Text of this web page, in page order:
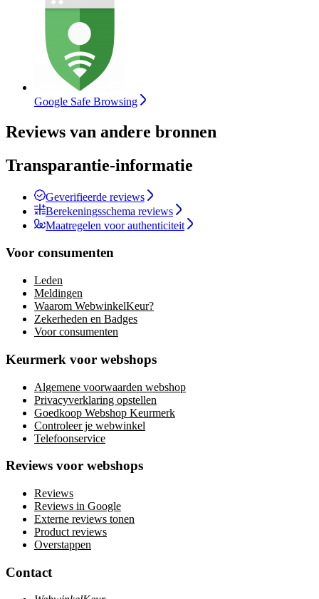
Google Safe Browsing
Reviews van andere bronnen
Transparantie-informatie
Geverifieerde reviews
Berekeningsschema reviews
Maatregelen voor authenticiteit
Voor consumenten
Leden
Meldingen
Waarom WebwinkelKeur?
Zekerheden en Badges
Voor consumenten
Keurmerk voor webshops
Algemene voorwaarden webshop
Privacyverklaring opstellen
Goedkoop Webshop Keurmerk
Controleer je webwinkel
Telefoonservice
Reviews voor webshops
Reviews
Reviews in Google
Externe reviews tonen
Product reviews
Overstappen
Contact